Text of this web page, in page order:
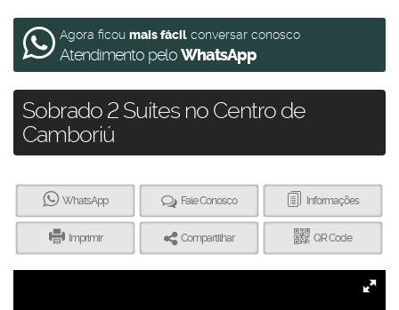
Agora ficou mais fácil conversar conosco
Atendimento peloWhatsApp
Sobrado 2 Suítes no Centro de
Camboriú
WhatsApp Fale Conosco Informações
Imprimir Compartilhar QR Code